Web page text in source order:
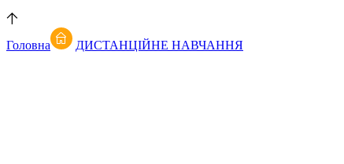
Головна ДИСТАНЦІЙНЕ НАВЧАННЯ